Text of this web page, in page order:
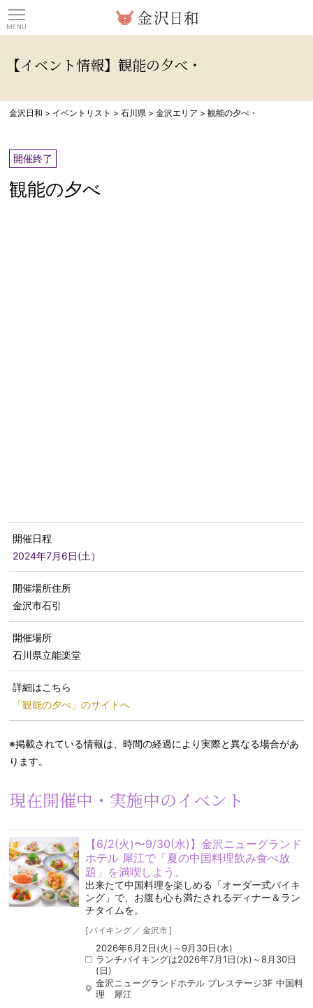
【イベント情報】観能の夕べ・
金沢日和 > イベントリスト >石川県 >金沢エリア >観能の夕べ・
開催終了
観能の夕べ
開催日程
2024年7月6日(土）
開催場所住所
金沢市石引
開催場所
石川県立能楽堂
詳細はこちら
「観能の夕べ」のサイトへ
※掲載されている情報は、時間の経過により実際と異なる場合があ
ります。
現在開催中・実施中のイベント
【6/2(火)〜9/30(水)】金沢ニューグランド
ホテル 犀江で「夏の中国料理飲み食べ放
題」を満喫しよう。
出来たて中国料理を楽しめる「オーダー式バイキ
ング」で、お腹も心も満たされるディナー＆ラン
チタイムを。
[バイキング ／ 金沢市]
2026年6月2日(火)～9月30日(水)
ランチバイキングは2026年7月1日(水)～8月30日
(日)
金沢ニューグランドホテル プレステージ3F 中国料
理 犀江